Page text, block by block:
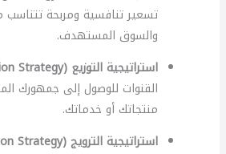
تسعير تنافسية ومربحة
والسوق المستهدف.
استراتيجية التوزيع (Distribution Strategy):
القنوات للوصول إلى جمهورك
منتجاتك أو خدماتك.
استراتيجية الترويج (Promotion Strategy):